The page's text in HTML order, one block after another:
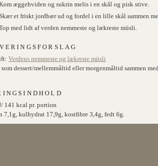
æggehviden og sukrin melis i en skål og pisk stive.
et friskt jordbær ud og fordel i en lille skål sammen
med lidt af verden nemmeste og lækreste müsli.
Verdens nemmeste og lækreste müsli
som dessert/mellemmåltid eller morgenmåltid sammen
141 kcal pr. portion
7,1g, kulhydrat 17,9g, kostfibre 3,4g, fedt 6g.